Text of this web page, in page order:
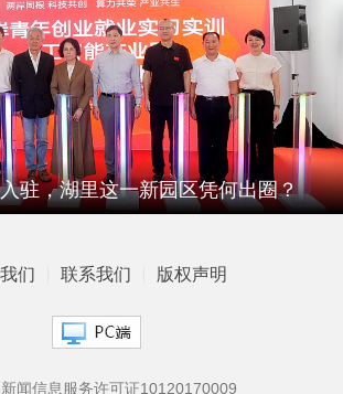
驻，湖里这一新园区凭何出圈？
们 联系我们 版权声明
闻信息服务许可证10120170009